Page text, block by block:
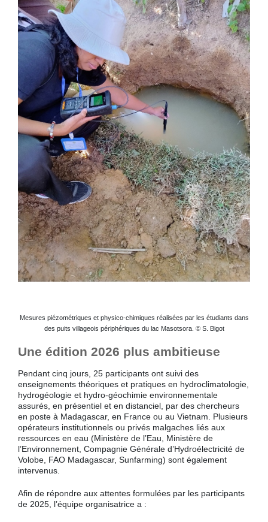
Mesures piézométriques et physico-chimiques réalisées par les étudiants dans
des puits villageois périphériques du lac Masotsora. © S. Bigot
Une édition 2026 plus ambitieuse
Pendant cinq jours, 25 participants ont suivi des
enseignements théoriques et pratiques en hydroclimatologie,
hydrogéologie et hydro-géochimie environnementale
assurés, en présentiel et en distanciel, par des chercheurs
en poste à Madagascar, en France ou au Vietnam. Plusieurs
opérateurs institutionnels ou privés malgaches liés aux
ressources en eau (Ministère de l’Eau, Ministère de
l’Environnement, Compagnie Générale d’Hydroélectricité de
Volobe, FAO Madagascar, Sunfarming) sont également
intervenus.
Afin de répondre aux attentes formulées par les participants
de 2025, l’équipe organisatrice a :